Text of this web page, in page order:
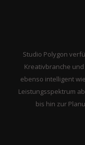
Studio Polygon
Kreativbranche
ebenso intelligent
Leistungsspektrum
bis hin zur